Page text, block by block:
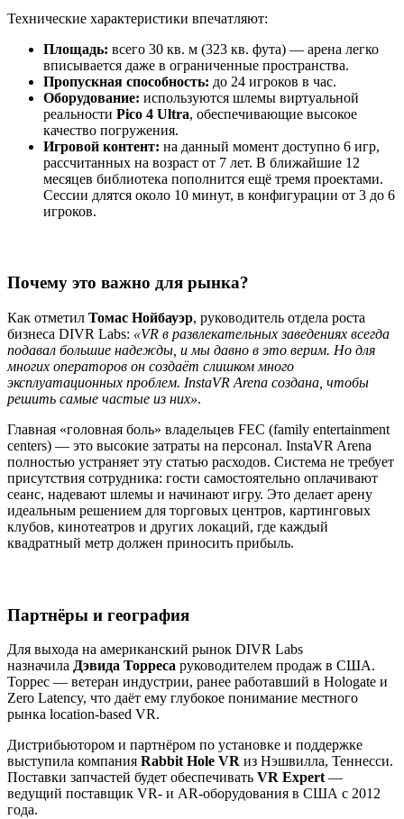
Технические характеристики впечатляют:
Площадь: всего 30 кв. м (323 кв. фута) — арена легко
вписывается даже в ограниченные пространства.
Пропускная способность: до 24 игроков в час.
Оборудование: используются шлемы виртуальной
реальности Pico 4 Ultra, обеспечивающие высокое
качество погружения.
Игровой контент: на данный момент доступно 6 игр,
рассчитанных на возраст от 7 лет. В ближайшие 12
месяцев библиотека пополнится ещё тремя проектами.
Сессии длятся около 10 минут, в конфигурации от 3 до 6
игроков.
Почему это важно для рынка?
Как отметил Томас Нойбауэр, руководитель отдела роста
бизнеса DIVR Labs: «VR в развлекательных заведениях всегда
подавал большие надежды, и мы давно в это верим. Но для
многих операторов он создаёт слишком много
эксплуатационных проблем. InstaVR Arena создана, чтобы
решить самые частые из них».
Главная «головная боль» владельцев FEC (family entertainment
centers) — это высокие затраты на персонал. InstaVR Arena
полностью устраняет эту статью расходов. Система не требует
присутствия сотрудника: гости самостоятельно оплачивают
сеанс, надевают шлемы и начинают игру. Это делает арену
идеальным решением для торговых центров, картинговых
клубов, кинотеатров и других локаций, где каждый
квадратный метр должен приносить прибыль.
Партнёры и география
Для выхода на американский рынок DIVR Labs
назначила Дэвида Торреса руководителем продаж в США.
Торрес — ветеран индустрии, ранее работавший в Hologate и
Zero Latency, что даёт ему глубокое понимание местного
рынка location-based VR.
Дистрибьютором и партнёром по установке и поддержке
выступила компания Rabbit Hole VR из Нэшвилла, Теннесси.
Поставки запчастей будет обеспечивать VR Expert —
ведущий поставщик VR- и AR-оборудования в США с 2012
года.